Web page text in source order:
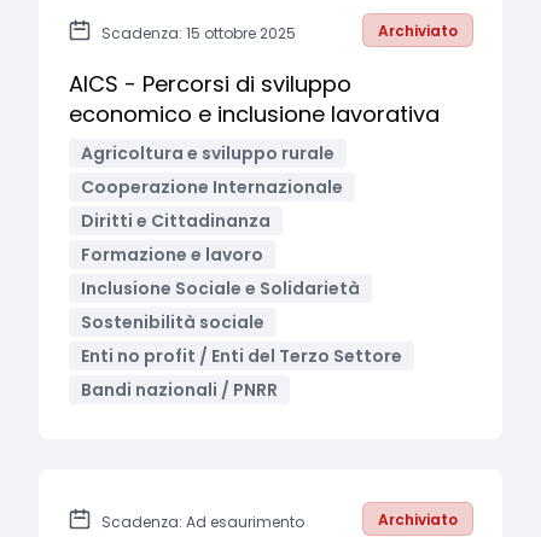
Scadenza: 15 ottobre 2025 Archiviato
AICS - Percorsi di sviluppo
economico e inclusione lavorativa
Agricoltura e sviluppo rurale
Cooperazione Internazionale
Diritti e Cittadinanza
Formazione e lavoro
Inclusione Sociale e Solidarietà
Sostenibilità sociale
Enti no profit / Enti del Terzo Settore
Bandi nazionali / PNRR
Scadenza: Ad esaurimento Archiviato